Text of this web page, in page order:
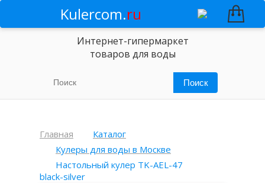
Kulercom.ru
Интернет-гипермаркет
товаров для воды
Главная
Каталог
Кулеры для воды в Москве
Настольный кулер TK-AEL-47
black-silver